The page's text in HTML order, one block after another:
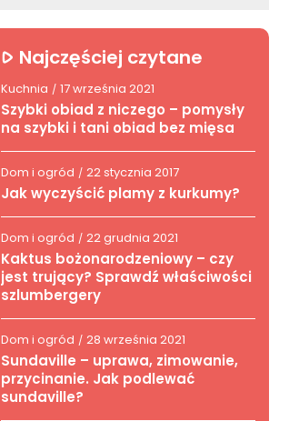
Najczęściej czytane
Kuchnia / 17 września 2021
Szybki obiad z niczego – pomysły
na szybki i tani obiad bez mięsa
Dom i ogród / 22 stycznia 2017
Jak wyczyścić plamy z kurkumy?
Dom i ogród / 22 grudnia 2021
Kaktus bożonarodzeniowy – czy
jest trujący? Sprawdź właściwości
szlumbergery
Dom i ogród / 28 września 2021
Sundaville – uprawa, zimowanie,
przycinanie. Jak podlewać
sundaville?